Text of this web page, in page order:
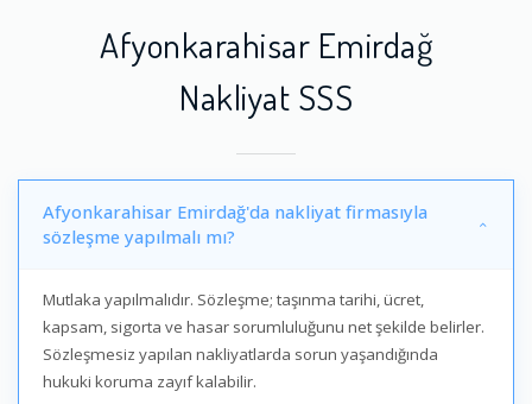
Afyonkarahisar Emirdağ
Nakliyat SSS
Afyonkarahisar Emirdağ'da nakliyat firmasıyla
sözleşme yapılmalı mı?
Mutlaka yapılmalıdır. Sözleşme; taşınma tarihi, ücret,
kapsam, sigorta ve hasar sorumluluğunu net şekilde belirler.
Sözleşmesiz yapılan nakliyatlarda sorun yaşandığında
hukuki koruma zayıf kalabilir.